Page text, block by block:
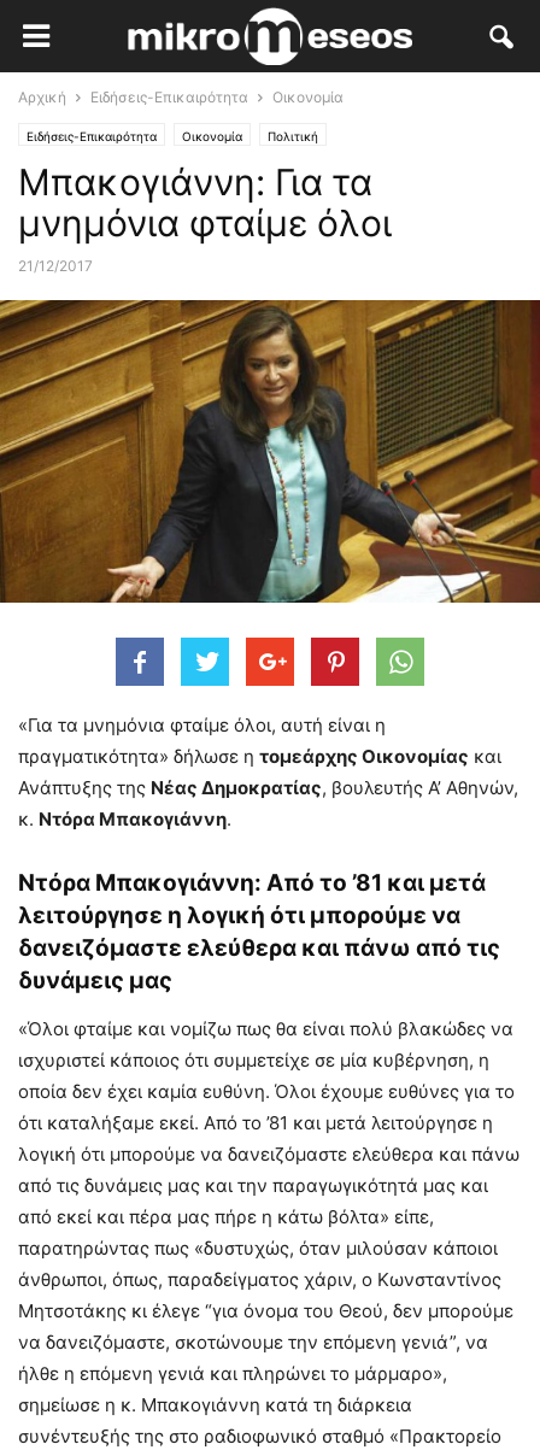
Αρχική Ειδήσεις-Επικαιρότητα Οικονομία
Ειδήσεις-Επικαιρότητα Οικονομία Πολιτική
Μπακογιάννη: Για τα
μνημόνια φταίμε όλοι
21/12/2017
«Για τα μνημόνια φταίμε όλοι, αυτή είναι η
πραγματικότητα» δήλωσε η τομεάρχης Οικονομίας και
Ανάπτυξης της Νέας Δημοκρατίας, βουλευτής Α’ Αθηνών,
κ. Ντόρα Μπακογιάννη.
Ντόρα Μπακογιάννη: Από το ’81 και μετά
λειτούργησε η λογική ότι μπορούμε να
δανειζόμαστε ελεύθερα και πάνω από τις
δυνάμεις μας
«Όλοι φταίμε και νομίζω πως θα είναι πολύ βλακώδες να
ισχυριστεί κάποιος ότι συμμετείχε σε μία κυβέρνηση, η
οποία δεν έχει καμία ευθύνη. Όλοι έχουμε ευθύνες για το
ότι καταλήξαμε εκεί. Από το ’81 και μετά λειτούργησε η
λογική ότι μπορούμε να δανειζόμαστε ελεύθερα και πάνω
από τις δυνάμεις μας και την παραγωγικότητά μας και
από εκεί και πέρα μας πήρε η κάτω βόλτα» είπε,
παρατηρώντας πως «δυστυχώς, όταν μιλούσαν κάποιοι
άνθρωποι, όπως, παραδείγματος χάριν, ο Κωνσταντίνος
Μητσοτάκης κι έλεγε “για όνομα του Θεού, δεν μπορούμε
να δανειζόμαστε, σκοτώνουμε την επόμενη γενιά”, να
ήλθε η επόμενη γενιά και πληρώνει το μάρμαρο»,
σημείωσε η κ. Μπακογιάννη κατά τη διάρκεια
συνέντευξής της στο ραδιοφωνικό σταθμό «Πρακτορείο